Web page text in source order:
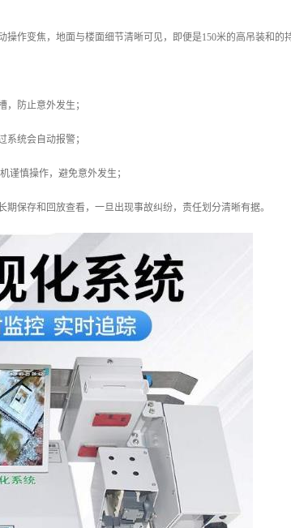
作变焦，地面与楼面细节清晰可见，即便是150米的高吊装和的
防止意外发生；
统会自动报警；
谨慎操作，避免意外发生；
保存和回放查看，一旦出现事故纠纷，责任划分清晰有据。